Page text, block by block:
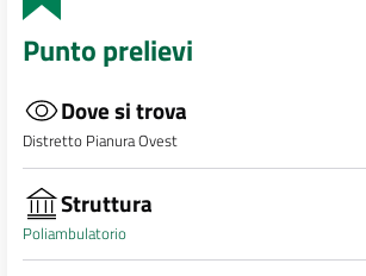
Punto prelievi
Dove si trova
Distretto Pianura Ovest
Struttura
Poliambulatorio